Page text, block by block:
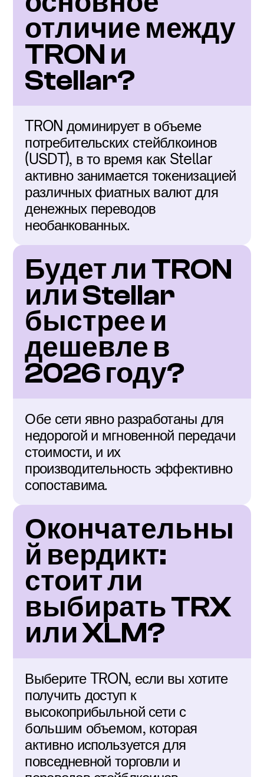
отличие между
TRON и
Stellar?
TRON доминирует в объеме
потребительских стейблкоинов
(USDT), в то время как Stellar
активно занимается токенизацией
различных фиатных валют для
денежных переводов
необанкованных.
Будет ли TRON
или Stellar
быстрее и
дешевле в
2026 году?
Обе сети явно разработаны для
недорогой и мгновенной передачи
стоимости, и их
производительность эффективно
сопоставима.
Окончательны
й вердикт:
стоит ли
выбирать TRX
или XLM?
Выберите TRON, если вы хотите
получить доступ к
высокоприбыльной сети с
большим объемом, которая
активно используется для
повседневной торговли и